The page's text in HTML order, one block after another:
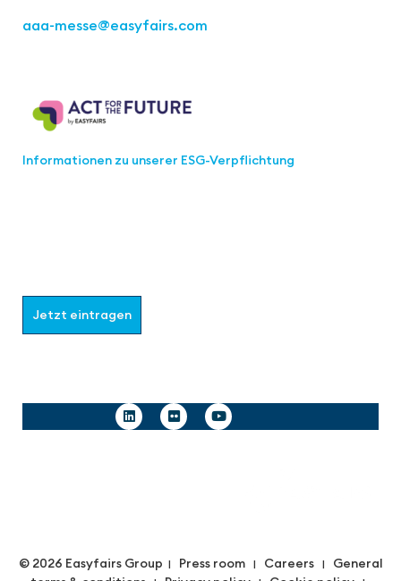
aaa-messe@easyfairs.com
Informationen zu unserer ESG-Verpflichtung
Jetzt eintragen
© 2026 Easyfairs Group | Press room| Careers| General